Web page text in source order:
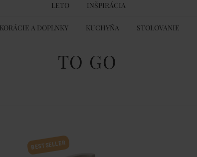
LETO INŠPIRÁCIA
A DOPLNKY KUCHYŇA STOLOVANIE
TO GO
BESTSELLER